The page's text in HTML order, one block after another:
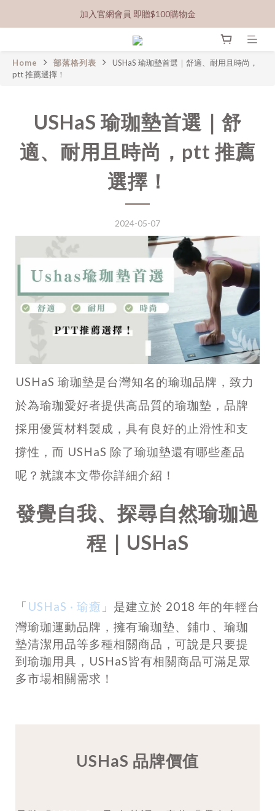
加入官網會員 即贈$100購物金
Home 部落格列表
USHaS 瑜珈墊首選｜舒適、耐用且時尚，
ptt 推薦選擇！
USHaS 瑜珈墊首選｜舒
適、耐用且時尚，ptt 推薦
選擇！
2024-05-07
USHaS 瑜珈墊是台灣知名的瑜珈品牌，致力
於為瑜珈愛好者提供高品質的瑜珈墊，品牌
採用優質材料製成，具有良好的止滑性和支
撐性，而 USHaS 除了瑜珈墊還有哪些產品
呢？就讓本文帶你詳細介紹！
發覺自我、探尋自然瑜珈過
程｜USHaS
「 USHaS ‧ 瑜癒 」是建立於 2018 年的年輕台
灣瑜珈運動品牌，擁有瑜珈墊、鋪巾、瑜珈
墊清潔用品等多種相關商品，可說是只要提
到瑜珈用具，USHaS皆有相關商品可滿足眾
多市場相關需求！
USHaS 品牌價值